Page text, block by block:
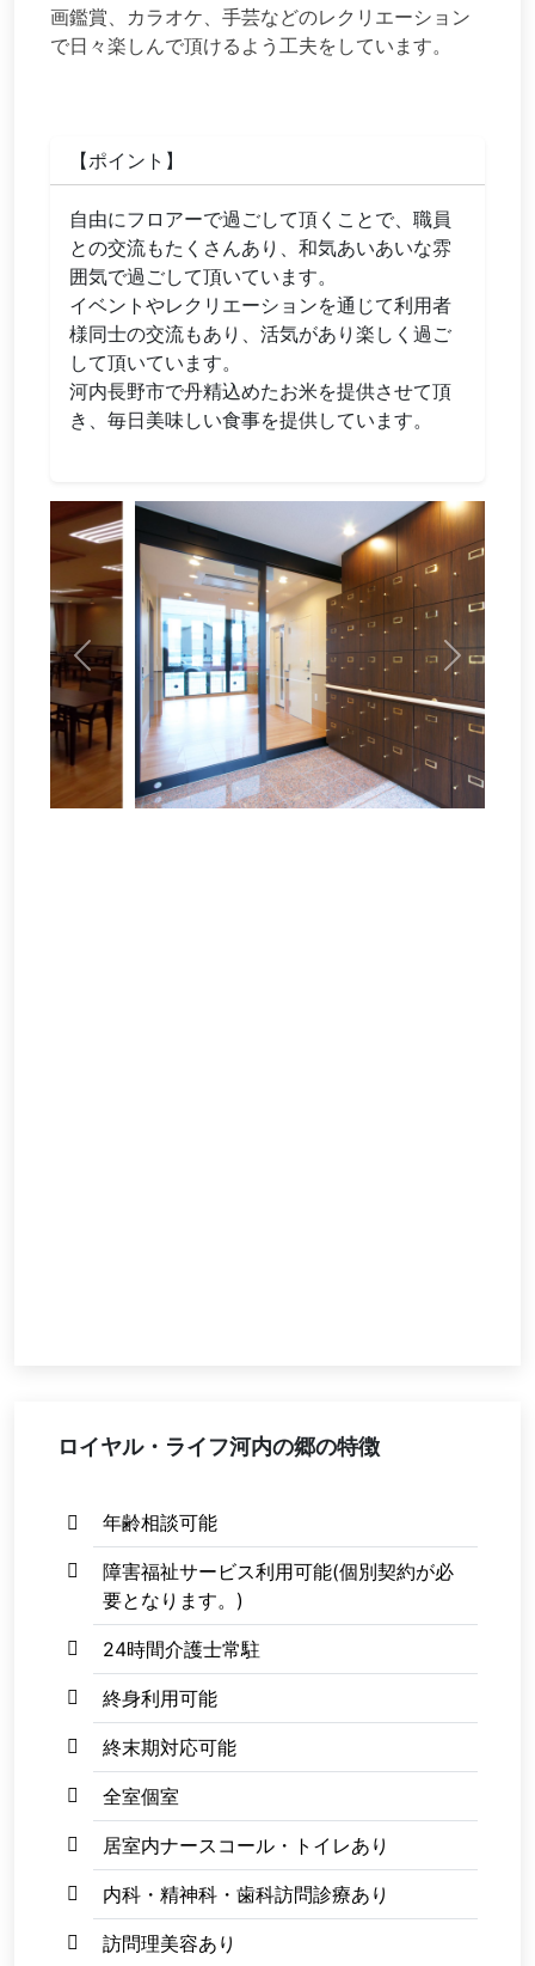
画鑑賞、カラオケ、手芸などのレクリエーション
で日々楽しんで頂けるよう工夫をしています。
【ポイント】
自由にフロアーで過ごして頂くことで、職員
との交流もたくさんあり、和気あいあいな雰
囲気で過ごして頂いています。
イベントやレクリエーションを通じて利用者
様同士の交流もあり、活気があり楽しく過ご
して頂いています。
河内長野市で丹精込めたお米を提供させて頂
き、毎日美味しい食事を提供しています。
Previous Next
ロイヤル・ライフ河内の郷の特徴
年齢相談可能
障害福祉サービス利用可能(個別契約が必
要となります。)
24時間介護士常駐
終身利用可能
終末期対応可能
全室個室
居室内ナースコール・トイレあり
内科・精神科・歯科訪問診療あり
訪問理美容あり